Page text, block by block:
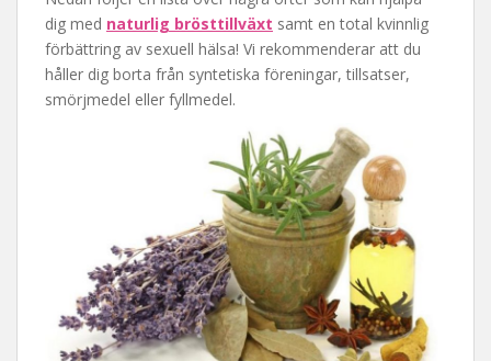
dig med naturlig brösttillväxt samt en total kvinnlig
förbättring av sexuell hälsa! Vi rekommenderar att du
håller dig borta från syntetiska föreningar, tillsatser,
smörjmedel eller fyllmedel.